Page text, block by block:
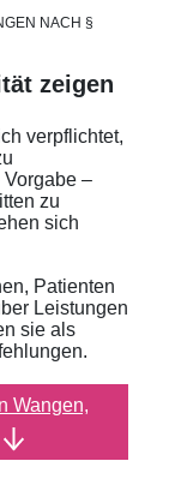
NACH §
zeigen
verpflichtet,
–
zu
sich
Patienten
Leistungen
sie als
Wangen,